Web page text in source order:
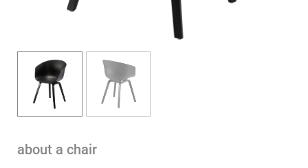
about a chair